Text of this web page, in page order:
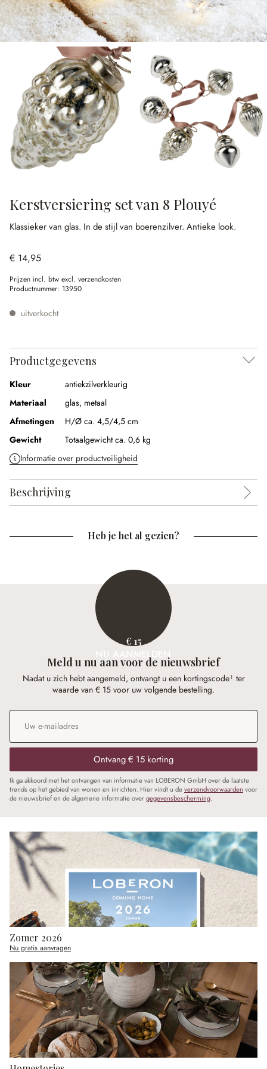
Kerstversiering set van 8 Plouyé
Klassieker van glas. In de stijl van boerenzilver. Antieke look.
€ 14,95
Prijzen incl. btw excl. verzendkosten
Productnummer: 13950
uitverkocht
Productgegevens
Kleur
antiekzilverkleurig
Materiaal
glas, metaal
Afmetingen
H/Ø ca. 4,5/4,5 cm
Gewicht
Totaalgewicht ca. 0,6 kg
Informatie over productveiligheid
Beschrijving
Heb je het al gezien?
€ 15
NU AANMELDEN
Meld u nu aan voor de nieuwsbrief
Nadat u zich hebt aangemeld, ontvangt u een kortingscode¹ ter
waarde van € 15 voor uw volgende bestelling.
E-mailadres
Ontvang € 15 korting
Ik ga akkoord met het ontvangen van informatie van LOBERON GmbH over de laatste
trends op het gebied van wonen en inrichten. Hier vindt u deverzendvoorwaarden voor
de nieuwsbrief en de algemene informatie overgegevensbescherming.
Zomer 2026
Nu gratis aanvragen